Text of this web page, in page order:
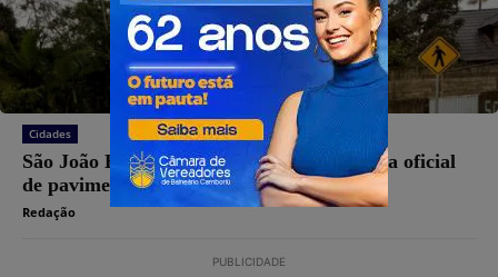
Cidades
São João Batista: Prefeitura realiza entrega oficial
de pavimentação na Ribanceira do Norte
Redação
PUBLICIDADE